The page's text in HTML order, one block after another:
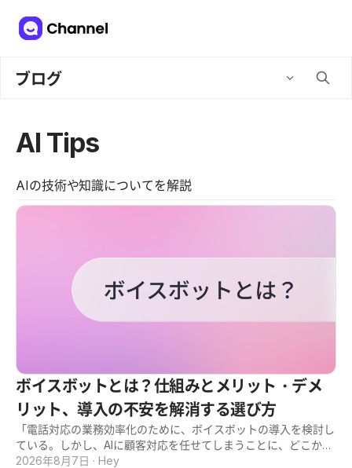
ブログ
AI Tips
AIの技術や知識についてを解説
ボイスボットとは？仕組みとメリット・デメ
リット、導入の不安を解消する選び方
「電話対応の業務効率化のために、ボイスボットの導入を検討し
ている。しかし、AIに顧客対応を任せてしまうことに、どこか不
安を感じている」。 そのようにお考えの方も多いのではないで
2026年8月7日 · Hey